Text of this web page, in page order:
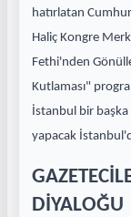
hatırlatan
Haliç Kongre
Fethi'nden
Kutlaması"
İstanbul bir başka
yapacak
DİYALOĞU